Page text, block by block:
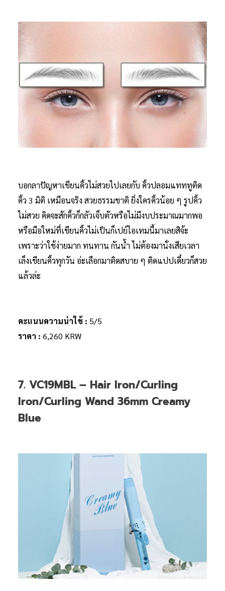
บอกลาปัญหาเขียนคิ้วไม่สวยไปเลยกับ คิ้วปลอมแทททูติด
คิ้ว 3 มิติ เหมือนจริง สวยธรรมชาติ ยิ่งใครคิ้วน้อย ๆ รูปคิ้ว
ไม่สวย คิดจะสักคิ้วก็กลัวเจ็บตัวหรือไม่มีงบประมาณมากพอ
หรือมือใหม่ที่เขียนคิ้วไม่เป็นก็เปย์ไอเทมนี้มาเลยสิจ้ะ
เพราะว่าใช้ง่ายมาก ทนทาน กันน้ำ ไม่ต้องมานั่งเสียเวลา
เล็งเขียนคิ้วทุกวัน อ่ะเลือกมาติดสบาย ๆ ติดแปปเดี๋ยวก็สวย
แล้วล่ะ
คะแนนความน่าใช้ : 5/5
ราคา : 6,260 KRW
7. VC19MBL – Hair Iron/Curling
Iron/Curling Wand 36mm Creamy
Blue